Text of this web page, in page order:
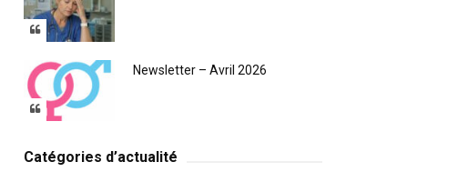
Newsletter – Avril 2026
Catégories d’actualité